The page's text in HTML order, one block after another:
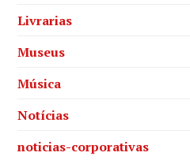
Livrarias
Museus
Música
Notícias
noticias-corporativas